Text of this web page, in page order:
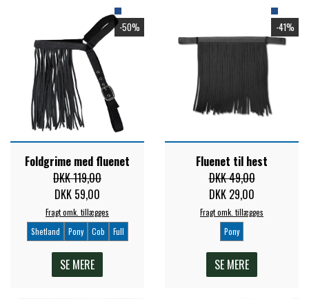
-50%
Foldgrime med fluenet
DKK 119,00
DKK 59,00
Fragt omk. tillægges
Shetland
Pony Cob Full
SE MERE
-41%
Fluenet til hest
DKK 49,00
DKK 29,00
Fragt omk. tillægges
Pony
SE MERE